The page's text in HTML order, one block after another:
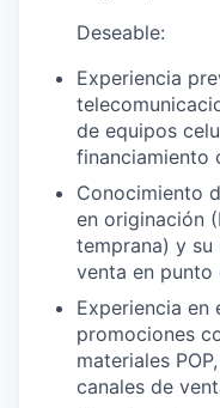
Deseable:
Experiencia
de equipos
financiamiento
Conocimiento
en originación
temprana) y
venta en punto
Experiencia en
promociones
materiales
canales de